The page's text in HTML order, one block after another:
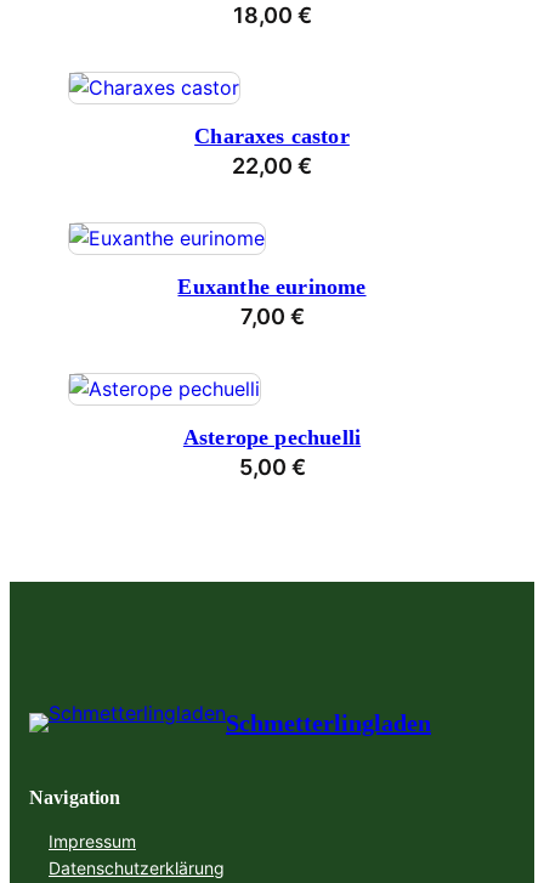
18,00 €
Charaxes castor
22,00 €
Euxanthe eurinome
7,00 €
Asterope pechuelli
5,00 €
Schmetterlingladen
Navigation
Impressum
Datenschutzerklärung